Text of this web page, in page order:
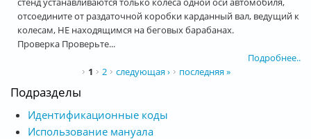
отсоедините от раздаточной коробки карданный вал, ведущий к
колесам, НЕ находящимся на беговых барабанах.
Проверка Проверьте...
Подробнее..
1 2 следующая › последняя »
Подразделы
Идентификационные коды
Использование мануала